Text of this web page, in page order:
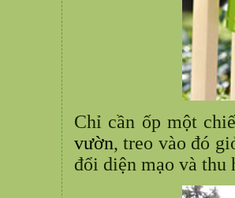
Chỉ cần ốp một
vườn, treo vào đó
đổi diện mạo và thu